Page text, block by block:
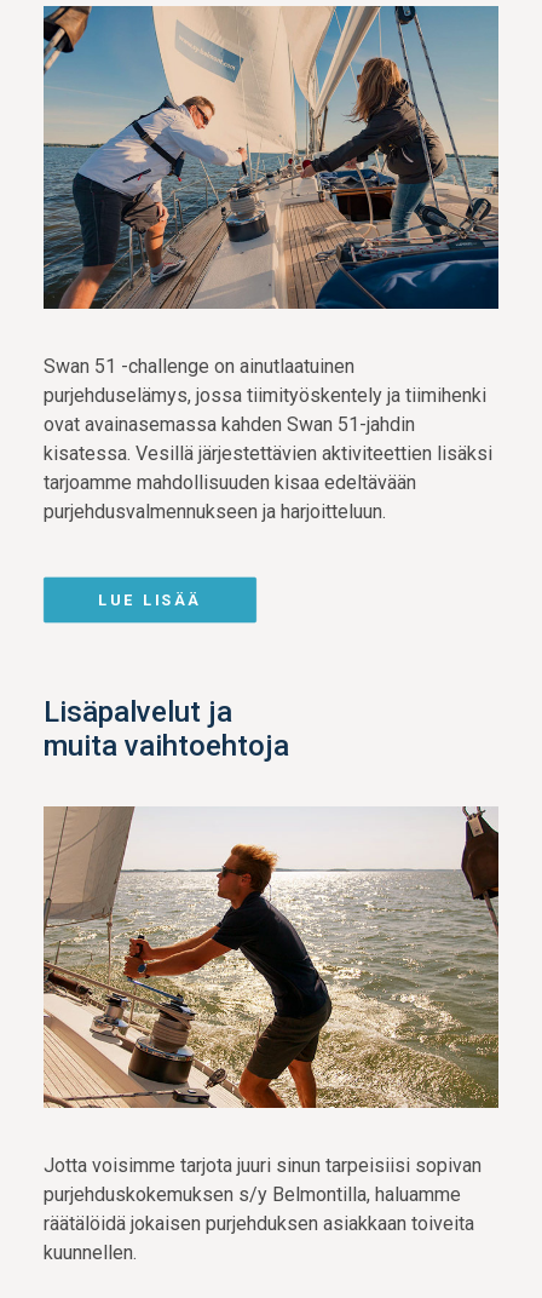
Swan 51 -challenge on ainutlaatuinen
purjehduselämys, jossa tiimityöskentely ja tiimihenki
ovat avainasemassa kahden Swan 51-jahdin
kisatessa. Vesillä järjestettävien aktiviteettien lisäksi
tarjoamme mahdollisuuden kisaa edeltävään
purjehdusvalmennukseen ja harjoitteluun.
LUE LISÄÄ
Lisäpalvelut ja
muita vaihtoehtoja
Jotta voisimme tarjota juuri sinun tarpeisiisi sopivan
purjehduskokemuksen s/y Belmontilla, haluamme
räätälöidä jokaisen purjehduksen asiakkaan toiveita
kuunnellen.